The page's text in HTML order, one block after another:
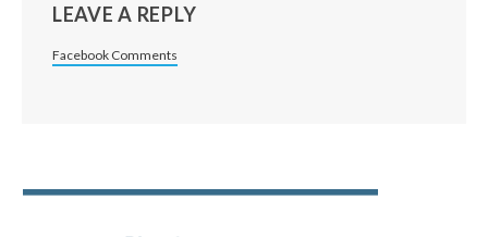
LEAVE A REPLY
Facebook Comments